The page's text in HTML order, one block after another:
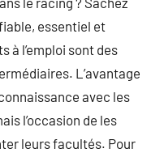
essentiel et
à l’emploi sont des
L’avantage
avec les
l’occasion de les
leurs facultés. Pour